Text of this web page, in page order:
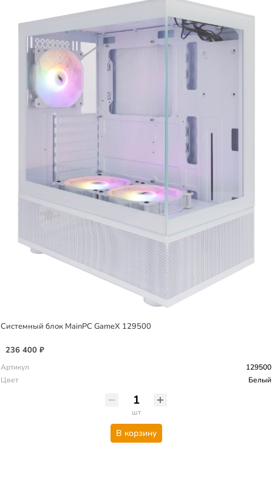
Системный блок MainPC GameX 129500
236 400 ₽
Артикул
129500
Цвет
Белый
шт
В корзину